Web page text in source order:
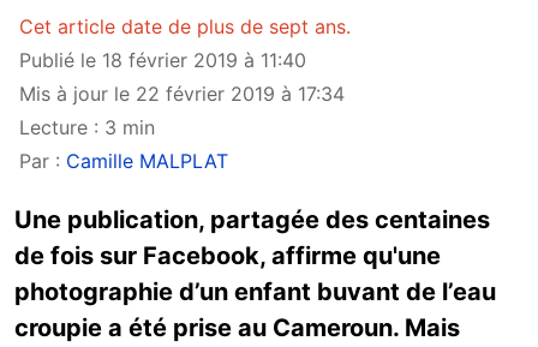
Cet article date de plus de sept ans.
Publié le 18 février 2019 à 11:40
Mis à jour le 22 février 2019 à 17:34
Lecture : 3 min
Par : Camille MALPLAT
Une publication, partagée des centaines
de fois sur Facebook, affirme qu'une
photographie d’un enfant buvant de l’eau
croupie a été prise au Cameroun. Mais